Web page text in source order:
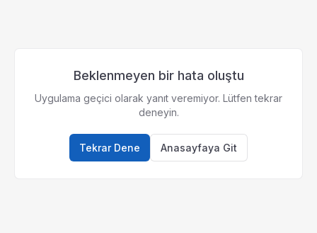
Beklenmeyen bir hata oluştu
Uygulama geçici olarak yanıt veremiyor. Lütfen tekrar
deneyin.
Tekrar Dene Anasayfaya Git